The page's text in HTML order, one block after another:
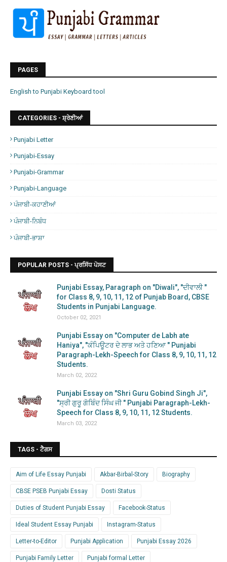
PAGES
English to Punjabi Keyboard tool
CATEGORIES - ਸ਼੍ਰੇਣੀਆਂ
Punjabi Letter
Punjabi-Essay
Punjabi-Grammar
Punjabi-Language
ਪੰਜਾਬੀ-ਕਹਾਣੀਆਂ
ਪੰਜਾਬੀ-ਨਿਬੰਧ
ਪੰਜਾਬੀ-ਭਾਸ਼ਾ
POPULAR POSTS - ਪ੍ਰਸਿੱਧ ਪੋਸਟ
Punjabi Essay, Paragraph on "Diwali", "ਦੀਵਾਲੀ "
for Class 8, 9, 10, 11, 12 of Punjab Board, CBSE
Students in Punjabi Language.
October 02, 2021
Punjabi Essay on "Computer de Labh ate
Haniya", "ਕੰਪਿਊਟਰ ਦੇ ਲਾਭ ਅਤੇ ਹਣਿਆ " Punjabi
Paragraph-Lekh-Speech for Class 8, 9, 10, 11, 12
Students.
March 02, 2022
Punjabi Essay on "Shri Guru Gobind Singh Ji",
"ਸ੍ਰੀ ਗੁਰੂ ਗੋਬਿੰਦ ਸਿੰਘ ਜੀ " Punjabi Paragraph-Lekh-
Speech for Class 8, 9, 10, 11, 12 Students.
March 03, 2022
TAGS - ਟੈਗਸ
Aim of Life Essay Punjabi Akbar-Birbal-Story Biography
CBSE PSEB Punjabi Essay Dosti Status
Duties of Student Punjabi Essay Facebook-Status
Ideal Student Essay Punjabi Instagram-Status
Letter-to-Editor Punjabi Application Punjabi Essay 2026
Punjabi Family Letter Punjabi formal Letter